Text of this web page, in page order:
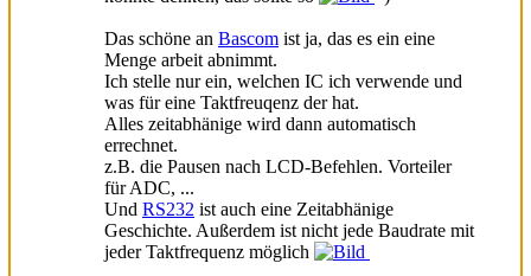
Das schöne an Bascom ist ja, das es ein eine
Menge arbeit abnimmt.
Ich stelle nur ein, welchen IC ich verwende und
was für eine Taktfreuqenz der hat.
Alles zeitabhänige wird dann automatisch
errechnet.
z.B. die Pausen nach LCD-Befehlen. Vorteiler
für ADC, ...
Und RS232 ist auch eine Zeitabhänige
Geschichte. Außerdem ist nicht jede Baudrate mit
jeder Taktfrequenz möglich